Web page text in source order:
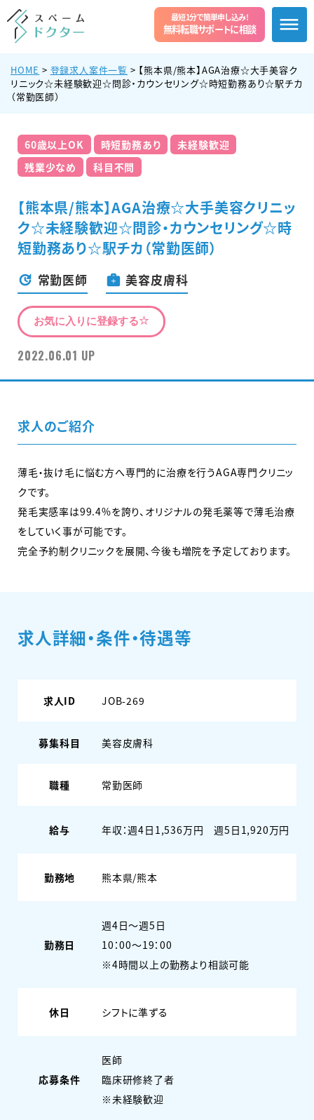
最短1分で簡単申し込み!
無料転職サポートに相談
HOME > 登録求人案件一覧 > 【熊本県/熊本】AGA治療☆大手美容ク
リニック☆未経験歓迎☆問診・カウンセリング☆時短勤務あり☆駅チカ
（常勤医師）
60歳以上OK 時短勤務あり
未経験歓迎
残業少なめ
科目不問
【熊本県/熊本】AGA治療☆大手美容クリニッ
ク☆未経験歓迎☆問診・カウンセリング☆時
短勤務あり☆駅チカ（常勤医師）
常勤医師 美容皮膚科
お気に入りに登録する
2022.06.01 UP
求人のご紹介
薄毛・抜け毛に悩む方へ専門的に治療を行うAGA専門クリニッ
クです。
発毛実感率は99.4%を誇り、オリジナルの発毛薬等で薄毛治療
をしていく事が可能です。
完全予約制クリニックを展開、今後も増院を予定しております。
求人詳細・条件・待遇等
求人ID JOB-269
募集科目 美容皮膚科
職種 常勤医師
給与 年収：週4日1,536万円 週5日1,920万円
勤務地 熊本県/熊本
勤務日
週4日〜週5日
10：00～19：00
※4時間以上の勤務より相談可能
休日 シフトに準ずる
応募条件
医師
臨床研修終了者
※未経験歓迎